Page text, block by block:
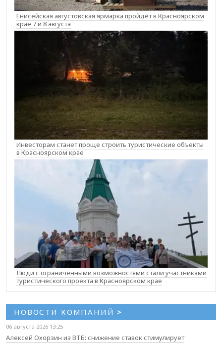
Енисейская августовская ярмарка пройдёт в Красноярском
крае 7 и 8 августа
Инвесторам станет проще строить туристические объекты
в Красноярском крае
Люди с ограниченными возможностями стали участниками
туристического проекта в Красноярском крае
НОВОСТИ КОМПАНИЙ >
06 августа 2026 13:25
Алексей Охорзин из ВТБ: снижение ставок стимулирует